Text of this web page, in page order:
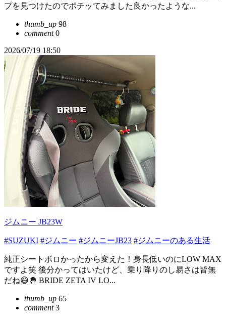
プを見つけたのでポチッてみました良かったような...
thumb_up 98
comment0
2026/07/19 18:50
ジムニー JB23W
#SUZUKI #ジムニー #ジムニーJB23 #ジムニーのある生活
純正シートボロかったから変えた！身長低いのにLOW MAX
ですよ笑 後分かってはいたけど、乗り降りのし易さは皆無
だね😄🤚 BRIDE ZETA IV LO...
thumb_up 65
comment3